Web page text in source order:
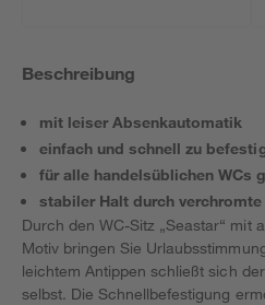
Beschreibung
mit leiser Absenkautomatik
einfach und schnell zu
für alle handelsüblichen WCs
stabiler Halt durch verchromte
Durch den WC-Sitz „Seastar“ mit
Motiv bringen Sie
leichtem Antippen schließt sich
selbst. Die Schnellbefestigung